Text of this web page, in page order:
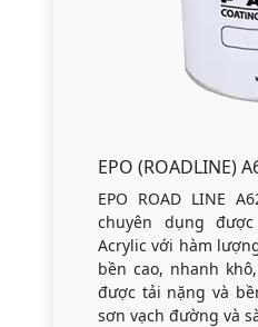
EPO (ROADLINE)
EPO ROAD LINE
chuyên dụng
Acrylic với hàm
bền cao, nhanh
được tải nặng và
sơn vạch đường và